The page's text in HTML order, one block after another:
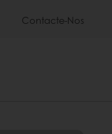
Contacte-Nos